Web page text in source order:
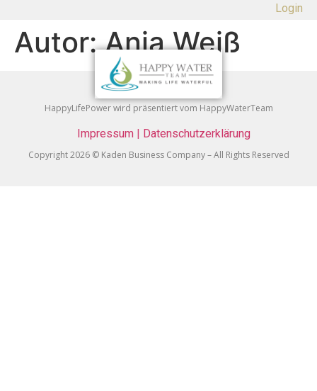
Login
Autor:Anja Weiß
HappyLifePower wird präsentiert vom HappyWaterTeam
Impressum | Datenschutzerklärung
Copyright 2026 © Kaden Business Company – All Rights Reserved